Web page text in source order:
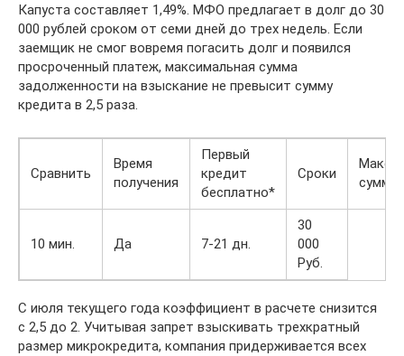
Капуста составляет 1,49%. МФО предлагает в долг до 30
000 рублей сроком от семи дней до трех недель. Если
заемщик не смог вовремя погасить долг и появился
просроченный платеж, максимальная сумма
задолженности на взыскание не превысит сумму
кредита в 2,5 раза.
Сравнить
Время
получения
Первый
кредит
бесплатно*
Сроки
сумма
10 мин. Да 7-21 дн.
30
000
Руб.
С июля текущего года коэффициент в расчете снизится
с 2,5 до 2. Учитывая запрет взыскивать трехкратный
размер микрокредита, компания придерживается всех